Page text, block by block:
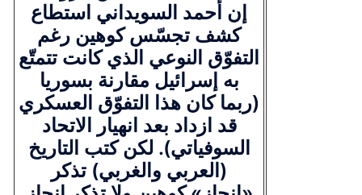
إن أحمد السويداني استطاع
كشف تجسّس كوهين رغم
التفوّق النوعي الذي كانت تتمتّع
به إسرائيل مقارنة بسوريا
(ربما كان هذا التفوّق العسكري
قد ازداد بعد انهيار الاتحاد
السوفياتي). لكن كتب التاريخ
(العربي والغربي) تذكر